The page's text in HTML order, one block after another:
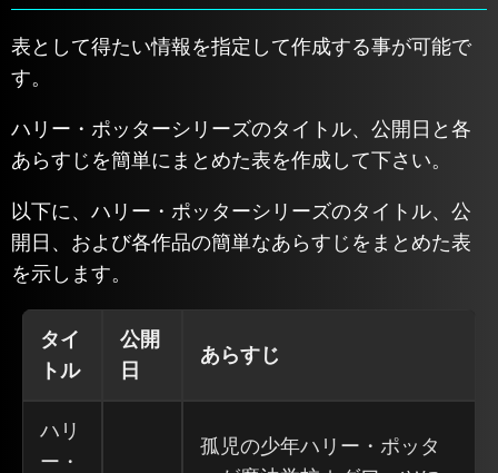
表として得たい情報を指定して作成する事が可能で
す。
ハリー・ポッターシリーズのタイトル、公開日と各
あらすじを簡単にまとめた表を作成して下さい。
以下に、ハリー・ポッターシリーズのタイトル、公
開日、および各作品の簡単なあらすじをまとめた表
を示します。
タイ
トル
公開
日
あらすじ
ハリ
ー・
孤児の少年ハリー・ポッタ